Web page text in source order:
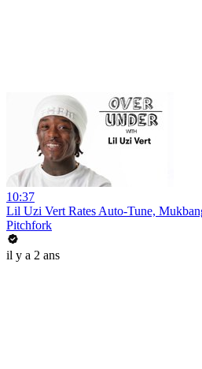
10:37
Lil Uzi Vert Rates Auto-Tune,
Pitchfork
il y a 2 ans